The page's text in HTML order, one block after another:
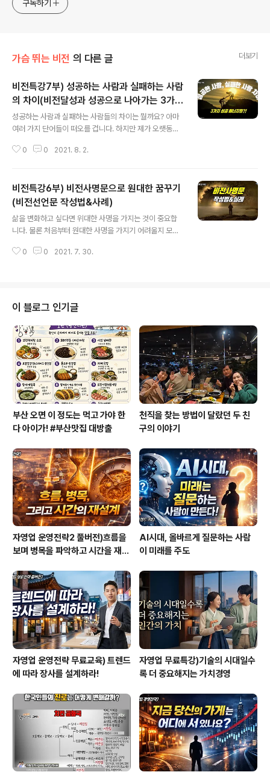
구독하기
가슴 뛰는 비전 의 다른 글 더보기
비전특강7부) 성공하는 사람과 실패하는 사람
의 차이(비전달성과 성공으로 나아가는 3가지
에너지원?!)
성공하는 사람과 실패하는 사람들의 차이는 뭘까요? 아마
여러 가지 단어들이 떠오를 겁니다. 하지만 제가 오랫동안
습니다. 물론 타고난 조건이 환경이나 여건이 서로 다 다르
서 똑같이 성장하지만 전혀 다른 인생을 살아가는 사람들
을 제법 마주치게 됩니다. 도대체 어떤 차이로 비슷한 환경
속에서도 전혀 다른 결과가 나오는 것일까요?! 저는 오랫동
안 고민해오면서 누구나 각자가 꿈꾸는 소망을 이룰 수 있
는 ‘자가발전동력기’가 있다는 믿음을 가지게 되었습니다.
하지만 실패하는 사람들은 몇 번의 도전으로 에너지 고갈
0 0 2021. 8. 2.
비전특강6부) 비전사명문으로 원대한 꿈꾸기
(비전선언문 작성법&사례)
삶을 변화하고 싶다면 위대한 사명을 가지는 것이 중요합
니다. 물론 처음부터 원대한 사명을 가지기 어려울지 모릅
사명을 세웁니다. 그들이 가졌던 비전을 살펴봄으로서 동
유튜브로 보기: https://youtu.be/5Fp_Q7Dtmgc 내용
성공한 비저너리를 통한 비전사명문 살펴보기 눈에 보이는
듯한 생생한 모습으로 비전만들기 킹 목사의 비전 킹 목사
의 자서전과 간디의 자서전이 서로 다르게 느껴졌던 이유
마하트마 간디는 처음부터 위대한 존재였을까?! 25살의
간디가 불의를 보고 내린 단..
0 0 2021. 7. 30.
이 블로그 인기글
부산 오면 이 정도는 먹고 가야 한
다 아이가! #부산맛집 대방출
천직을 찾는 방법이 달랐던 두 친
구의 이야기
자영업 운영전략2 풀버전)흐름을
보며 병목을 파악하고 시간을 재설
AI시대, 올바르게 질문하는 사람
이 미래를 주도
자영업 운영전략 무료교육) 트렌드
에 따라 장사를 설계하라!
자영업 무료특강)기술의 시대일수
록 더 중요해지는 가치경영